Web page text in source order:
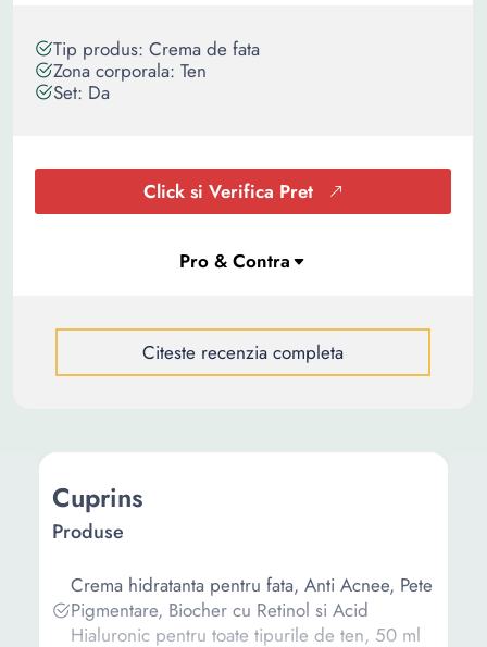
Tip produs: Crema de fata
Zona corporala: Ten
Set: Da
Click si Verifica Pret
Citeste recenzia completa
Cuprins
Produse
Crema hidratanta pentru fata, Anti Acnee, Pete
Pigmentare, Biocher cu Retinol si Acid
Hialuronic pentru toate tipurile de ten, 50 ml